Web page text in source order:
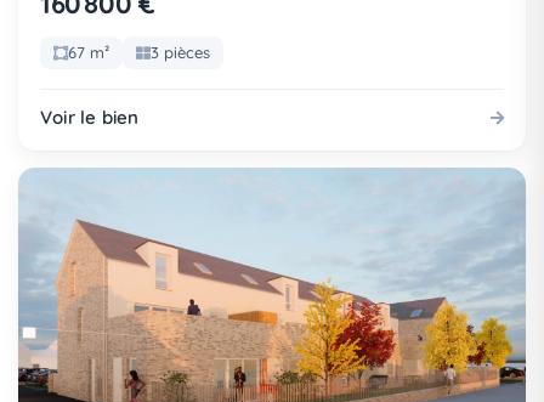
67 m² 3 pièces
Voir le bien